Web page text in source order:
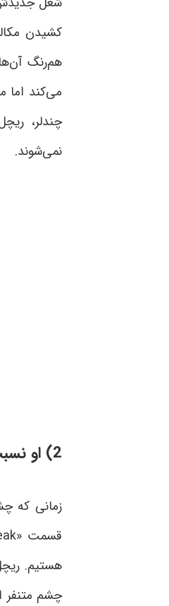
کشیدن
هم‌رنگ
می‌کند اما
چندلر،
نمی‌شوند.
(2 او
زمانی که
قسمت
هستیم.
چشم متنفر